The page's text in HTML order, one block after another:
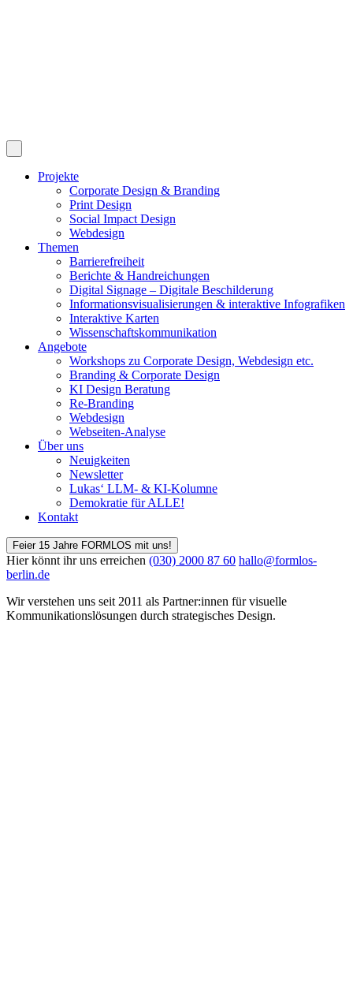
Projekte
Corporate Design & Branding
Print Design
Social Impact Design
Webdesign
Themen
Barrierefreiheit
Berichte & Handreichungen
Digital Signage – Digitale Beschilderung
Informationsvisualisierungen & interaktive Infografiken
Interaktive Karten
Wissenschaftskommunikation
Angebote
Workshops zu Corporate Design, Webdesign etc.
Branding & Corporate Design
KI Design Beratung
Re-Branding
Webdesign
Webseiten-Analyse
Über uns
Neuigkeiten
Newsletter
Lukas‘ LLM- & KI-Kolumne
Demokratie für ALLE!
Kontakt
Feier 15 Jahre FORMLOS mit uns!
Hier könnt ihr uns erreichen (030) 2000 87 60 hallo@formlos-
berlin.de
Wir verstehen uns seit 2011 als Partner:innen für visuelle
Kommunikations­lösungen durch strategisches Design.